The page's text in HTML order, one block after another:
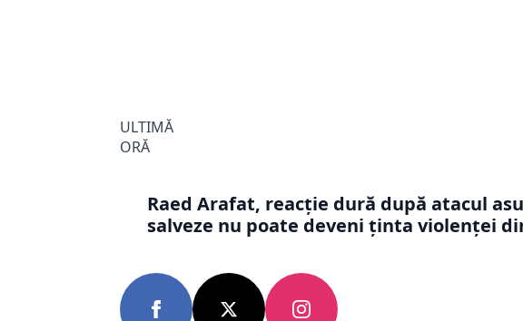
ULTIMĂ
ORĂ
Raed Arafat, reacție dură după atacul
salveze nu poate deveni ținta violenței